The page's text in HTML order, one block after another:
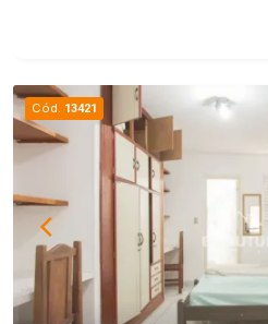
Cód. 13421